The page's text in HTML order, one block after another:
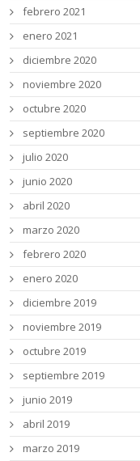
febrero 2021
enero 2021
diciembre 2020
noviembre 2020
octubre 2020
septiembre 2020
julio 2020
junio 2020
abril 2020
marzo 2020
febrero 2020
enero 2020
diciembre 2019
noviembre 2019
octubre 2019
septiembre 2019
junio 2019
abril 2019
marzo 2019